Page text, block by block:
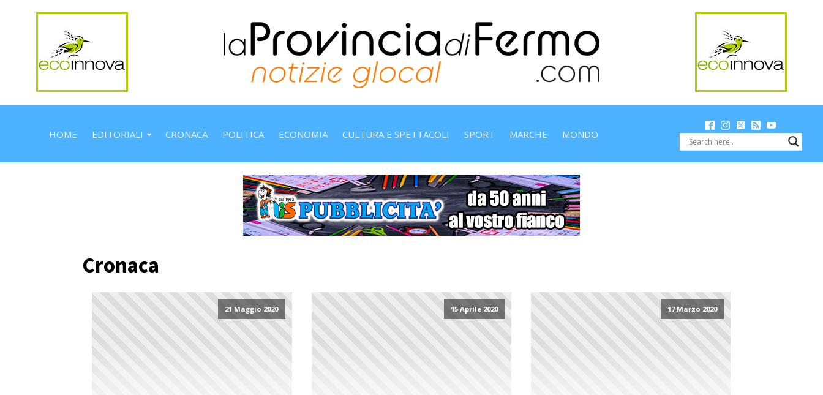
HOME EDITORIALI CRONACA POLITICA ECONOMIA CULTURA E SPETTACOLI SPORT MARCHE MONDO
Cronaca
21 Maggio 2020 15 Aprile 2020 17 Marzo 2020